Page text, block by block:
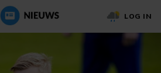
LOG IN